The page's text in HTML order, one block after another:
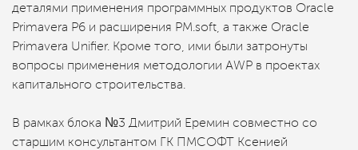
деталями применения программных продуктов Oracle
Primavera P6 и расширения PM.soft, а также Oracle
Primavera Unifier. Кроме того, ими были затронуты
вопросы применения методологии AWP в проектах
капитального строительства.
В рамках блока №3 Дмитрий Еремин совместно со
старшим консультантом ГК ПМСОФТ Ксенией